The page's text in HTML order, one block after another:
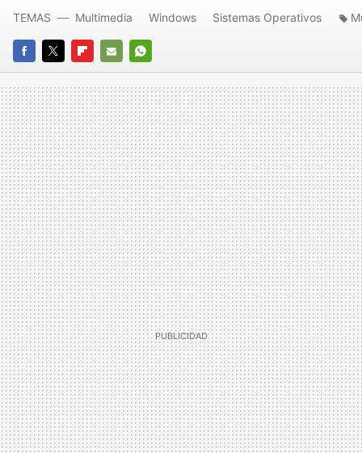
FACEBOOK
TWITTERFLIPBOARD
E-
MAIL
WHATSAPP
TEMAS Multimedia Windows Sistemas Operativos